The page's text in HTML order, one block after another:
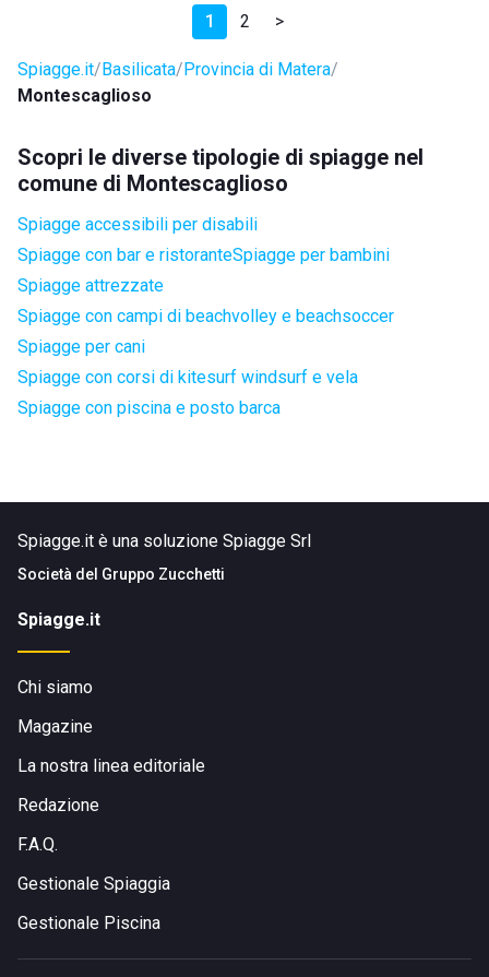
1 2 >
Spiagge.it Basilicata Provincia di Matera
Montescaglioso
Scopri le diverse tipologie di spiagge nel
comune di Montescaglioso
Spiagge accessibili per disabili
Spiagge con bar e ristoranteSpiagge per bambini
Spiagge attrezzate
Spiagge con campi di beachvolley e beachsoccer
Spiagge per cani
Spiagge con corsi di kitesurf windsurf e vela
Spiagge con piscina e posto barca
Spiagge.it è una soluzione Spiagge Srl
Società del Gruppo Zucchetti
Spiagge.it
Chi siamo
Magazine
La nostra linea editoriale
Redazione
F.A.Q.
Gestionale Spiaggia
Gestionale Piscina